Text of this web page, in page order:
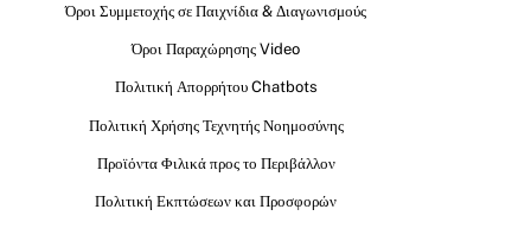
Όροι Συμμετοχής σε Παιχνίδια & Διαγωνισμούς
Όροι Παραχώρησης Video
Πολιτική Απορρήτου Chatbots
Πολιτική Χρήσης Τεχνητής Νοημοσύνης
Προϊόντα Φιλικά προς το Περιβάλλον
Πολιτική Εκπτώσεων και Προσφορών